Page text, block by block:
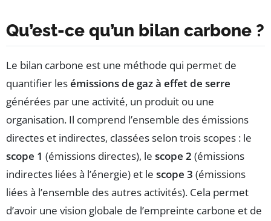
Qu’est-ce qu’un bilan carbone ?
Le bilan carbone est une méthode qui permet de
quantifier lesémissions de gaz à effet de serre
générées par une activité, un produit ou une
organisation. Il comprend l’ensemble des émissions
directes et indirectes, classées selon trois scopes : le
scope 1 (émissions directes), le scope 2 (émissions
indirectes liées à l’énergie) et le scope 3 (émissions
liées à l’ensemble des autres activités). Cela permet
d’avoir une vision globale de l’empreinte carbone et de